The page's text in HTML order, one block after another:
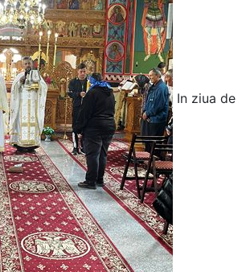
In ziua de